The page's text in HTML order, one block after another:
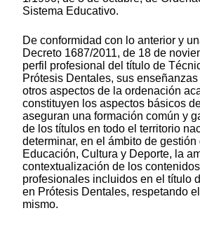
Sistema Educativo.
De conformidad con lo anterior y
Decreto 1687/2011, de 18 de
perfil profesional del título de
Prótesis Dentales, sus
otros aspectos de la ordenación
constituyen los aspectos básicos
aseguran una formación común y
de los títulos en todo el territorio
determinar, en el ámbito de
Educación, Cultura y Deporte, la
contextualización de los
profesionales incluidos en el título
en Prótesis Dentales, respetando
mismo.